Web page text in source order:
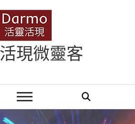
現微靈客